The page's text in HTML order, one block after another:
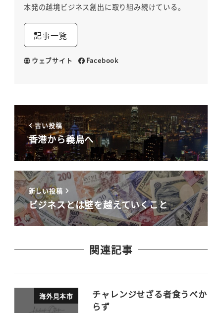
本発の越境ビジネス創出に取り組み続けている。
記事一覧
ウェブサイト Facebook
古い投稿
香港から義烏へ
新しい投稿
ビジネスとは壁を越えていくこと
関連記事
海外見本市
チャレンジせざる者食うべか
らず